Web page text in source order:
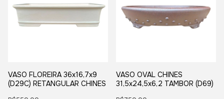
VASO FLOREIRA 36x16,7x9
(D29C) RETANGULAR CHINES
VASO OVAL CHINES
31,5x24,5x6,2 TAMBOR (D69)